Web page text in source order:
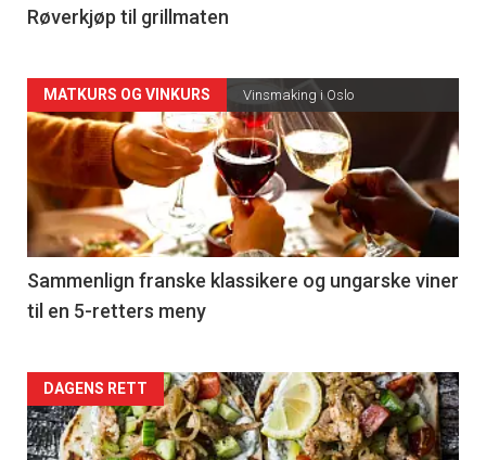
4
Røverkjøp til grillmaten
Forsiden
akkurat
nå
-
5
MATKURS OG VINKURS Vinsmaking i Oslo
Sammenlign franske klassikere og ungarske viner
til en 5-retters meny
Forsiden
akkurat
DAGENS RETT